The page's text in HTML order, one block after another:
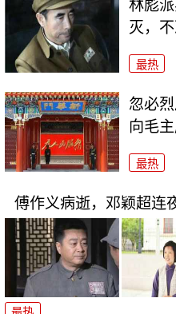
林彪
灭，
最热
忽必
向毛
最热
傅作义病逝，邓颖超连